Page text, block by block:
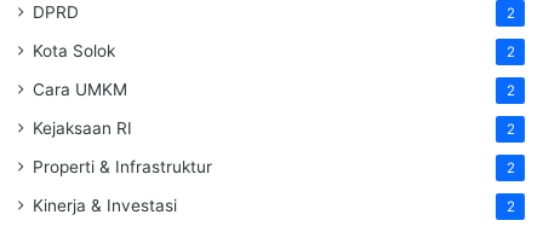
DPRD 2
Kota Solok 2
Cara UMKM 2
Kejaksaan RI 2
Properti & Infrastruktur 2
Kinerja & Investasi 2